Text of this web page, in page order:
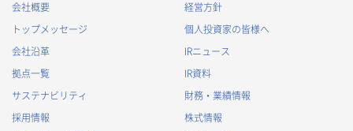
会社概要
トップメッセージ
会社沿革
拠点一覧
サステナビリティ
採用情報
経営方針
個人投資家の皆様へ
IRニュース
IR資料
財務・業績情報
株式情報